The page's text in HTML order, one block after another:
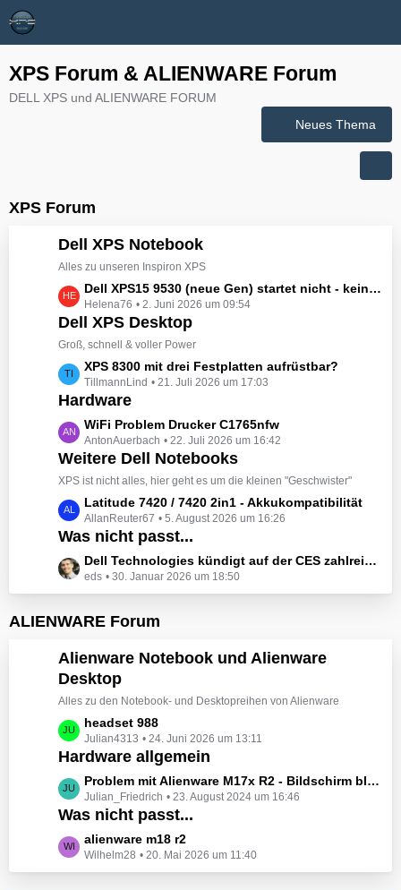
XPS Forum & ALIENWARE Forum
DELL XPS und ALIENWARE FORUM
Neues Thema
XPS Forum
Dell XPS Notebook
Alles zu unseren Inspiron XPS
L
e
t
z
e
B
i
r
ä
g
e
Dell XPS15 9530 (neue Gen) startet nicht - kein booten, kein Licht - nichts tut sich - hat jemand eine Idee wie man ihn zum Leben erwecken könnte?
Helena76 2. Juni 2026 um 09:54
Dell XPS Desktop
Groß, schnell & voller Power
L
e
t
z
t
e
B
i
r
ä
g
XPS 8300 mit drei Festplatten aufrüstbar?
TillmannLind 21. Juli 2026 um 17:03
Hardware
L
e
t
z
e
B
i
ä
e
WiFi Problem Drucker C1765nfw
AntonAuerbach 22. Juli 2026 um 16:42
Weitere Dell Notebooks
XPS ist nicht alles, hier geht es um die kleinen "Geschwister"
L
e
t
z
t
e
e
t
r
ä
g
e
Latitude 7420 / 7420 2in1 - Akkukompatibilität
AllanReuter67 5. August 2026 um 16:26
Was nicht passt...
L
e
t
z
e
B
e
i
t
r
ä
g
e
Dell Technologies kündigt auf der CES zahlreiche Alienware-Neuheiten an
eds 30. Januar 2026 um 18:50
ALIENWARE Forum
Alienware Notebook und Alienware
Desktop
Alles zu den Notebook- und Desktopreihen von Alienware
L
e
t
z
t
e
e
headset 988
Julian4313 24. Juni 2026 um 13:11
Hardware allgemein
L
e
t
z
t
e
Problem mit Alienware M17x R2 - Bildschirm bleibt schwarz beim Start
Julian_Friedrich 23. August 2024 um 16:46
Was nicht passt...
L
e
t
alienware m18 r2
Wilhelm28 20. Mai 2026 um 11:40